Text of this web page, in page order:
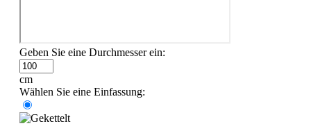
Geben Sie eine Durchmesser ein:
cm
Wählen Sie eine Einfassung: